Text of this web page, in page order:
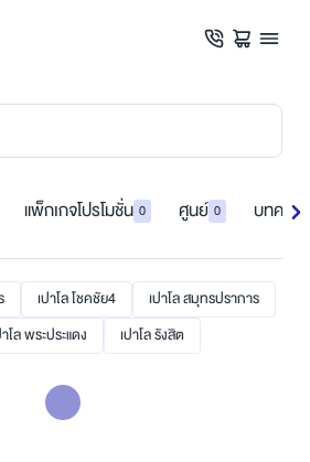
แพ็กเกจโปรโมชั่น 0 ศูนย์ 0 บทควา
เปาโล โชคชัย4
เปาโล สมุทรปราการ
าโล พระประแดง เปาโล รังสิต